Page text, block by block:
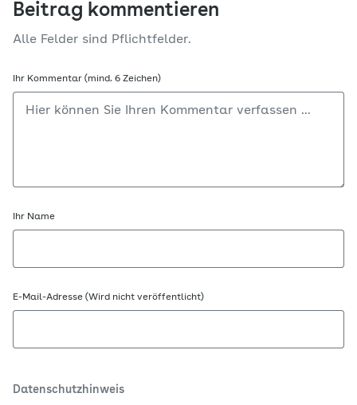
Beitrag kommentieren
Alle Felder sind Pflichtfelder.
Ihr Kommentar (mind. 6 Zeichen)
Ihr Name
E-Mail-Adresse (Wird nicht veröffentlicht)
Datenschutzhinweis